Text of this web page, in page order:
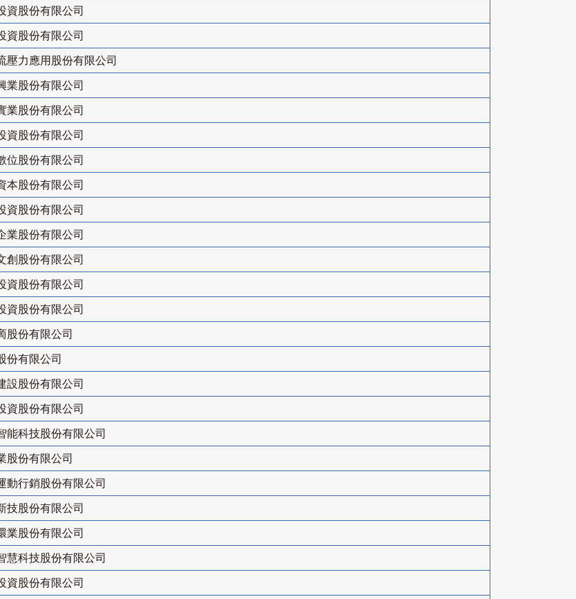
資股份有限公司
資股份有限公司
壓力應用股份有限公司
業股份有限公司
業股份有限公司
資股份有限公司
位股份有限公司
本股份有限公司
資股份有限公司
業股份有限公司
創股份有限公司
資股份有限公司
資股份有限公司
股份有限公司
份有限公司
設股份有限公司
資股份有限公司
能科技股份有限公司
股份有限公司
動行銷股份有限公司
技股份有限公司
業股份有限公司
慧科技股份有限公司
資股份有限公司